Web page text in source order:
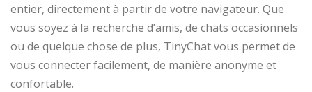
entier, directement à partir de votre navigateur. Que
vous soyez à la recherche d’amis, de chats occasionnels
ou de quelque chose de plus, TinyChat vous permet de
vous connecter facilement, de manière anonyme et
confortable.